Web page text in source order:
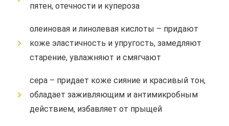
пятен, отечности и купероза
олеиновая и линолевая кислоты – придают
коже эластичность и упругость, замедляют
старение, увлажняют и смягчают
сера – придает коже сияние и красивый тон,
обладает заживляющим и антимикробным
действием, избавляет от прыщей